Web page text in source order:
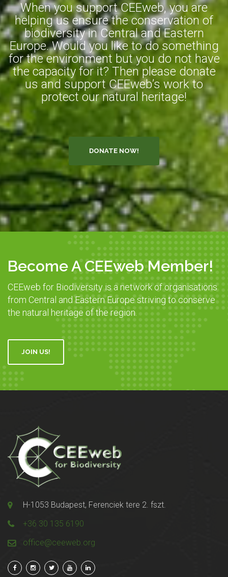
When you support CEEweb, you are
helping us ensure the conservation of
biodiversity in Central and Eastern
Europe. Would you like to do something
for the environment but you do not have
the capacity for it? Then please donate
us and support CEEweb’s work to
protect our natural heritage!
DONATE NOW!
Become A CEEweb Member!
CEEweb for Biodiversity is a network of organisations
from Central and Eastern Europe striving to conserve
the natural heritage of the region.
JOIN US!
H-1053 Budapest, Ferenciek tere 2. fszt.
+36 30 135 6190
office@ceeweb.org